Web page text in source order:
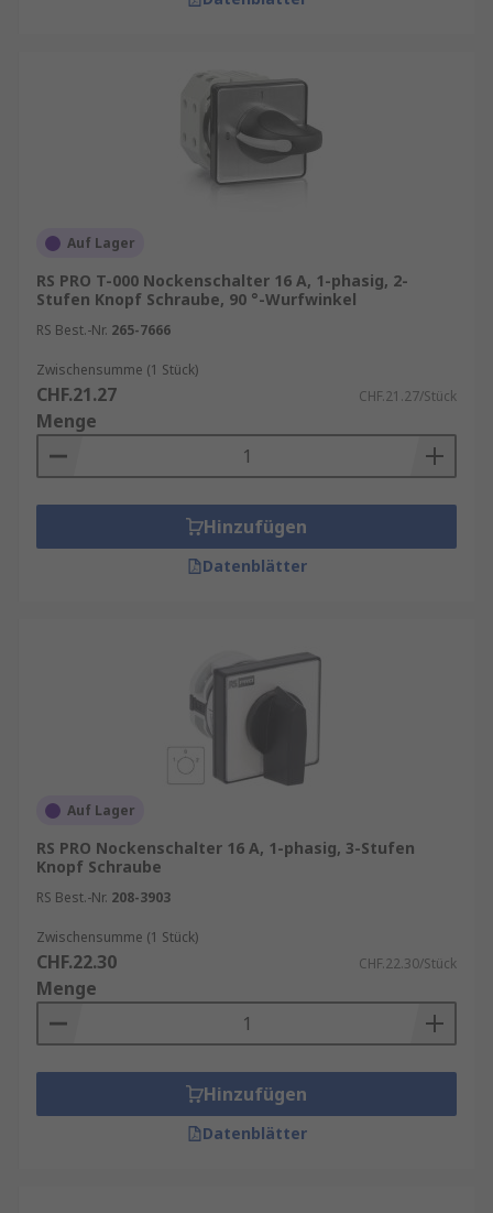
Auf Lager
RS PRO T-000 Nockenschalter 16 A, 1-phasig, 2-
Stufen Knopf Schraube, 90 °-Wurfwinkel
RS Best.-Nr. 265-7666
Zwischensumme (1 Stück)
CHF.21.27 CHF.21.27/Stück
Menge
Hinzufügen
Datenblätter
Auf Lager
RS PRO Nockenschalter 16 A, 1-phasig, 3-Stufen
Knopf Schraube
RS Best.-Nr. 208-3903
Zwischensumme (1 Stück)
CHF.22.30 CHF.22.30/Stück
Menge
Hinzufügen
Datenblätter